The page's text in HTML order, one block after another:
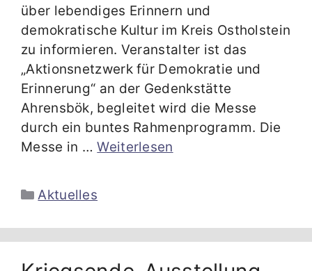
über lebendiges Erinnern und
demokratische Kultur im Kreis Ostholstein
zu informieren. Veranstalter ist das
„Aktionsnetzwerk für Demokratie und
Erinnerung“ an der Gedenkstätte
Ahrensbök, begleitet wird die Messe
durch ein buntes Rahmenprogramm. Die
Messe in …Weiterlesen
Kategorien
Aktuelles